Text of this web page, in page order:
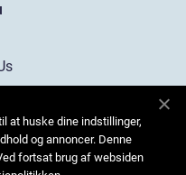
at huske dine indstillinger,
og annoncer. Denne
fortsat brug af websiden